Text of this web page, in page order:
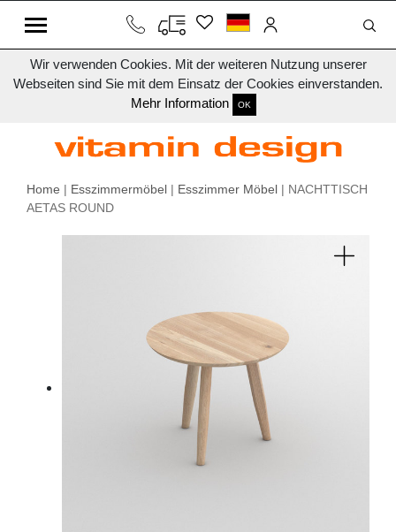
Wir verwenden Cookies. Mit der weiteren Nutzung unserer
Webseiten sind Sie mit dem Einsatz der Cookies einverstanden.
Mehr Information
OK
Home | Esszimmermöbel | Esszimmer Möbel | NACHTTISCH
AETAS ROUND